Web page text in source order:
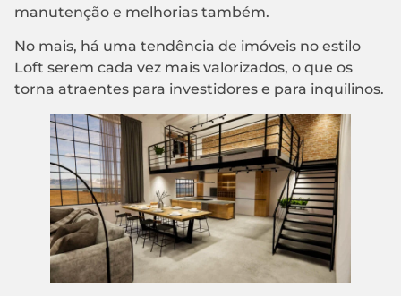
manutenção e melhorias também.
No mais, há uma tendência de imóveis no estilo
Loft serem cada vez mais valorizados, o que os
torna atraentes para investidores e para inquilinos.